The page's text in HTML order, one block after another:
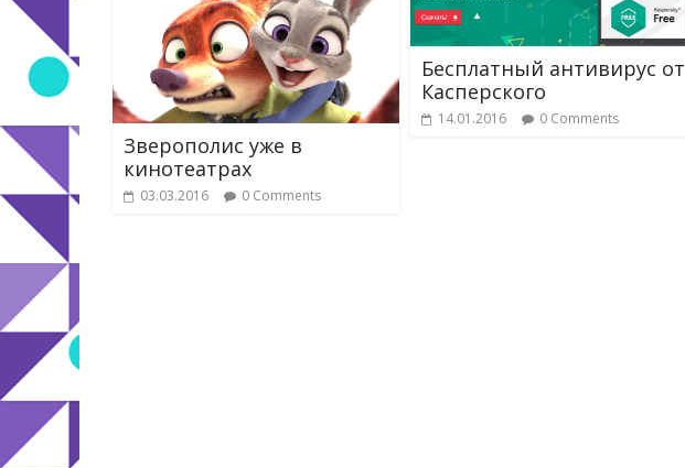
Зверополис уже в
кинотеатрах
03.03.2016 0 Comments
Бесплатный антивирус от
Касперского
14.01.2016 0 Comments